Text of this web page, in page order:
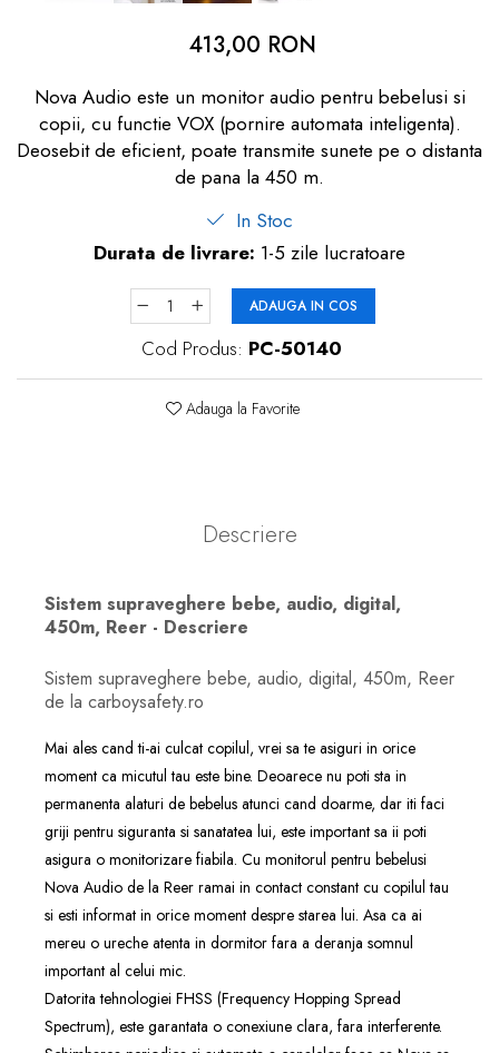
Produse îngrijire copii
Igiena copii
413,00 RON
Nova Audio este un monitor audio pentru bebelusi si
copii, cu functie VOX (pornire automata inteligenta).
Deosebit de eficient, poate transmite sunete pe o distanta
de pana la 450 m.
In Stoc
Durata de livrare: 1-5 zile lucratoare
ADAUGA IN COS
Cod Produs: PC-50140
Adauga la Favorite
Descriere
Sistem supraveghere bebe, audio, digital,
450m, Reer - Descriere
Sistem supraveghere bebe, audio, digital, 450m, Reer
de la carboysafety.ro
Mai ales cand ti-ai culcat copilul, vrei sa te asiguri in orice
moment ca micutul tau este bine. Deoarece nu poti sta in
permanenta alaturi de bebelus atunci cand doarme, dar iti faci
griji pentru siguranta si sanatatea lui, este important sa ii poti
asigura o monitorizare fiabila. Cu monitorul pentru bebelusi
Nova Audio de la Reer ramai in contact constant cu copilul tau
si esti informat in orice moment despre starea lui. Asa ca ai
mereu o ureche atenta in dormitor fara a deranja somnul
important al celui mic.
Datorita tehnologiei FHSS (Frequency Hopping Spread
Spectrum), este garantata o conexiune clara, fara interferente.